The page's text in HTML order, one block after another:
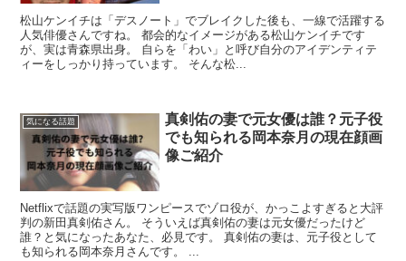
松山ケンイチは「デスノート」でブレイクした後も、一線で活躍する
人気俳優さんですね。 都会的なイメージがある松山ケンイチです
が、実は青森県出身。 自らを「わい」と呼び自分のアイデンティテ
ィーをしっかり持っています。 そんな松...
気になる話題
真剣佑の妻で元女優は誰？元子役
でも知られる岡本奈月の現在顔画
像ご紹介
Netflixで話題の実写版ワンピースでゾロ役が、かっこよすぎると大評
判の新田真剣佑さん。 そういえば真剣佑の妻は元女優だったけど
誰？と気になったあなた、必見です。 真剣佑の妻は、元子役として
も知られる岡本奈月さんです。 ...